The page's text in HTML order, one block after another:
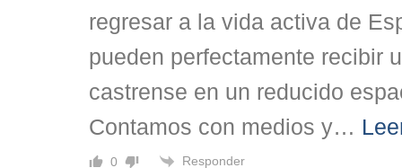
regresar a la vida activa de
pueden perfectamente recibir
castrense en un reducido
Contamos con medios y…
0 Responder